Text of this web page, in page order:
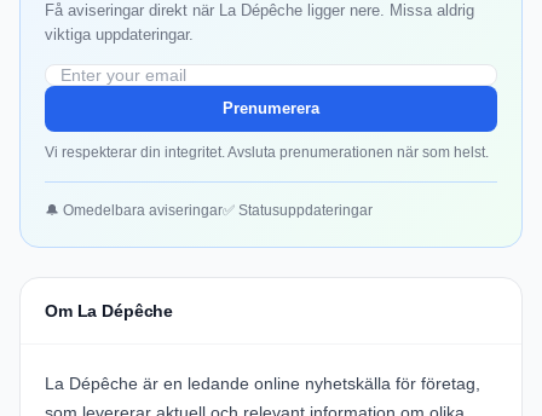
Få aviseringar direkt när La Dépêche ligger nere. Missa aldrig
viktiga uppdateringar.
Prenumerera
Vi respekterar din integritet. Avsluta prenumerationen när som helst.
🔔 Omedelbara aviseringar✅ Statusuppdateringar
Om La Dépêche
La Dépêche är en ledande online nyhetskälla för företag,